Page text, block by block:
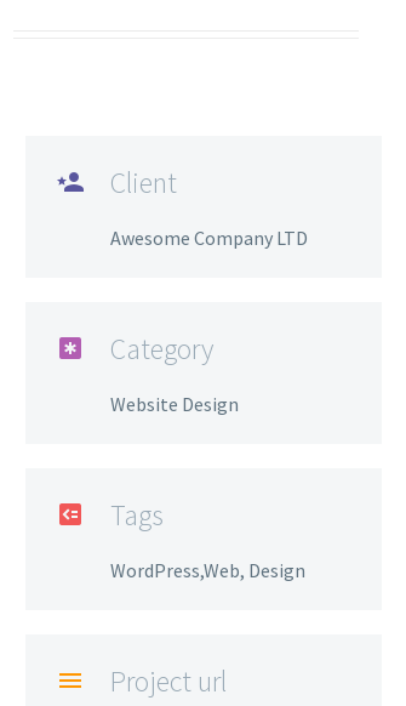
 Client
Awesome Company LTD
 Category
Website Design
 Tags
WordPress,Web, Design
 Project url